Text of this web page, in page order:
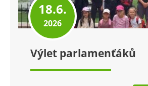
18.6.
2026
Výlet parlamenťáků